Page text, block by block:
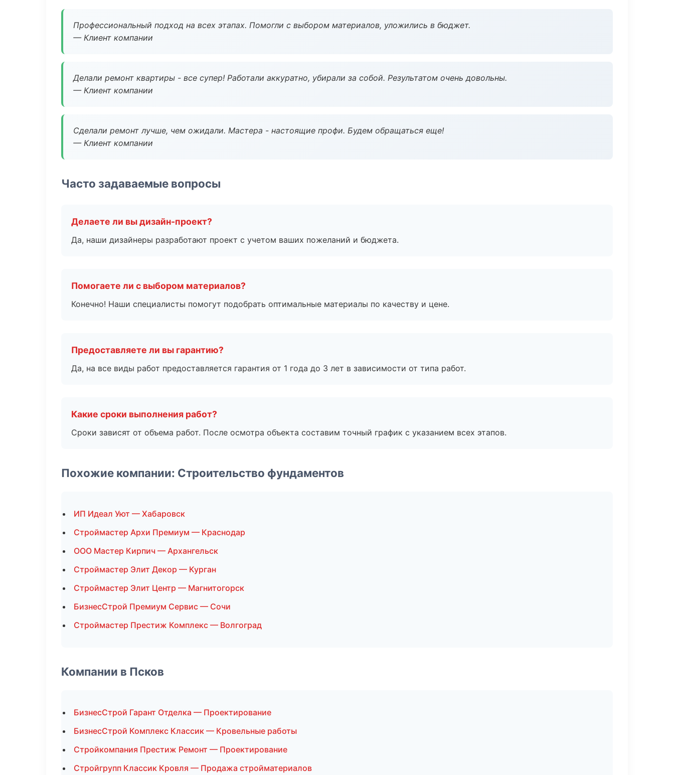
Профессиональный подход на всех этапах. Помогли с выбором материалов, уложились в бюджет.
— Клиент компании
Делали ремонт квартиры - все супер! Работали аккуратно, убирали за собой. Результатом очень довольны.
— Клиент компании
Сделали ремонт лучше, чем ожидали. Мастера - настоящие профи. Будем обращаться еще!
— Клиент компании
Часто задаваемые вопросы
Делаете ли вы дизайн-проект?
Да, наши дизайнеры разработают проект с учетом ваших пожеланий и бюджета.
Помогаете ли с выбором материалов?
Конечно! Наши специалисты помогут подобрать оптимальные материалы по качеству и цене.
Предоставляете ли вы гарантию?
Да, на все виды работ предоставляется гарантия от 1 года до 3 лет в зависимости от типа работ.
Какие сроки выполнения работ?
Сроки зависят от объема работ. После осмотра объекта составим точный график с указанием всех этапов.
Похожие компании: Строительство фундаментов
ИП Идеал Уют — Хабаровск
Строймастер Архи Премиум — Краснодар
ООО Мастер Кирпич — Архангельск
Строймастер Элит Декор — Курган
Строймастер Элит Центр — Магнитогорск
БизнесСтрой Премиум Сервис — Сочи
Строймастер Престиж Комплекс — Волгоград
Компании в Псков
БизнесСтрой Гарант Отделка — Проектирование
БизнесСтрой Комплекс Классик — Кровельные работы
Стройкомпания Престиж Ремонт — Проектирование
Стройгрупп Классик Кровля — Продажа стройматериалов